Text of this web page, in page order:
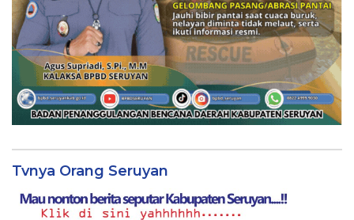
Tvnya Orang Seruyan